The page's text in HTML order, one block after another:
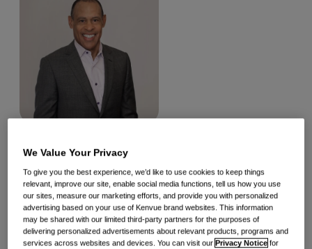
Michael E. Sneed
董事
Sneed 先生自 2023年5月起担任 Kenvue 董事。2018 年至
2022 年期间，Sneed 先生担任强生公司全球公司事务副总裁
We Value Your Privacy
To give you the best experience, we’d like to use cookies to keep things
relevant, improve our site, enable social media functions, tell us how you use
our sites, measure our marketing efforts, and provide you with personalized
advertising based on your use of Kenvue brand websites. This information
may be shared with our limited third-party partners for the purposes of
delivering personalized advertisements about relevant products, programs and
services across websites and devices. You can visit ourPrivacy Notice for